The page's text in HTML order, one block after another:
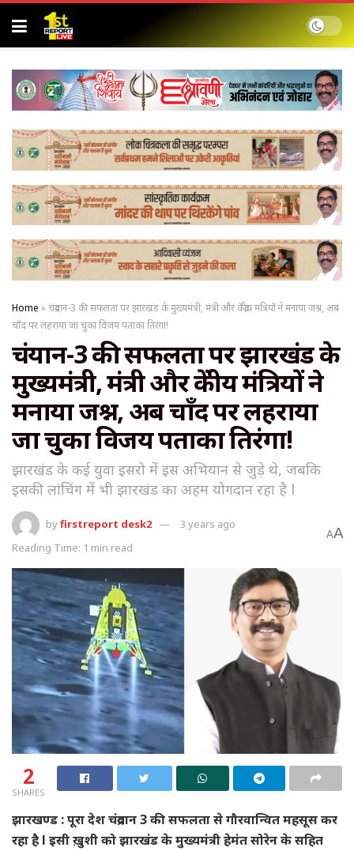
Home »चंद्रयान-3 की सफलता पर झारखंड के मुख्यमंत्री, मंत्री और केंद्रीय मंत्रियों ने मनाया जश्न, अब
चाँद पर लहराया जा चुका विजय पताका तिरंगा!
चंद्रयान-3 की सफलता पर झारखंड के
मुख्यमंत्री, मंत्री और केंद्रीय मंत्रियों ने
मनाया जश्न, अब चाँद पर लहराया
जा चुका विजय पताका तिरंगा!
झारखंड के कई युवा इसरो में इस अभियान से जुड़े थे, जबकि
इसकी लांचिंग में भी झारखंड का अहम योगदान रहा है l
byfirstreport desk2
3 years ago
Reading Time: 1 min read
AA
2
SHARES
झारखण्ड : पूरा देश चंद्रयान 3 की सफलता से गौरवान्वित महसूस कर
रहा है l इसी ख़ुशी को झारखंड के मुख्यमंत्री हेमंत सोरेन के सहित